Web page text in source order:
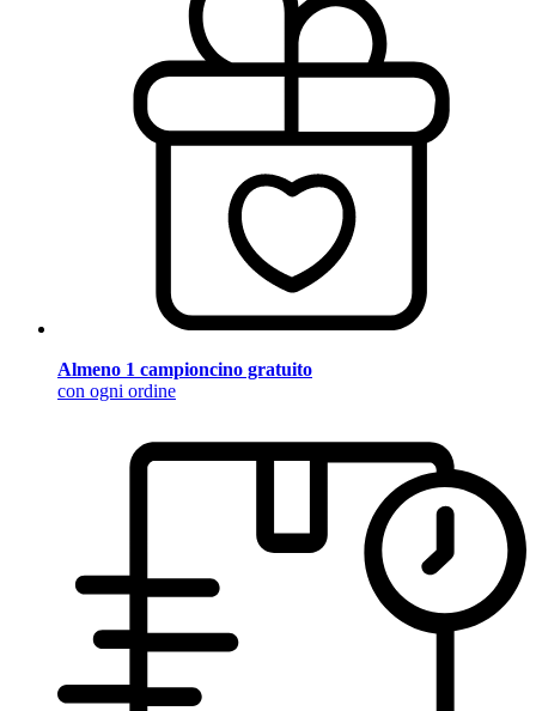
Almeno 1 campioncino gratuito
con ogni ordine